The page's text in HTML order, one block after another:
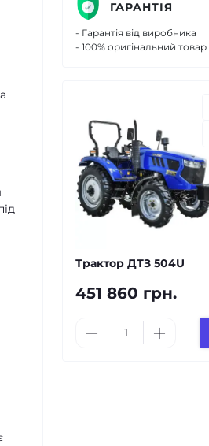
ГАРАНТІЯ
- Гарантія від виробника
- 100% оригінальний товар
Трактор ДТЗ 504U
451 860 грн.